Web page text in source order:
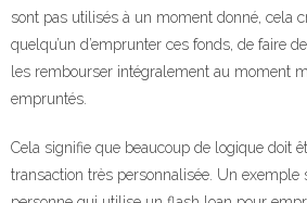
sont pas utilisés à un moment donné, cela
quelqu’un d’emprunter ces fonds, de faire
les rembourser intégralement au moment
empruntés.
Cela signifie que beaucoup de logique doit
transaction très personnalisée. Un exemple